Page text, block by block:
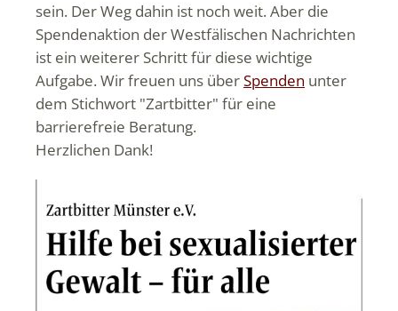
sein. Der Weg dahin ist noch weit. Aber die
Spendenaktion der Westfälischen Nachrichten
ist ein weiterer Schritt für diese wichtige
Aufgabe. Wir freuen uns überSpenden unter
dem Stichwort "Zartbitter" für eine
barrierefreie Beratung.
Herzlichen Dank!